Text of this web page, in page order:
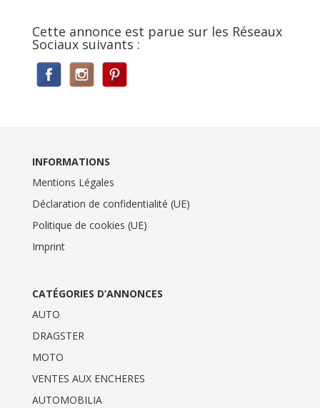
Cette annonce est parue sur les Réseaux
Sociaux suivants :
INFORMATIONS
Mentions Légales
Déclaration de confidentialité (UE)
Politique de cookies (UE)
Imprint
CATÉGORIES D’ANNONCES
AUTO
DRAGSTER
MOTO
VENTES AUX ENCHERES
AUTOMOBILIA